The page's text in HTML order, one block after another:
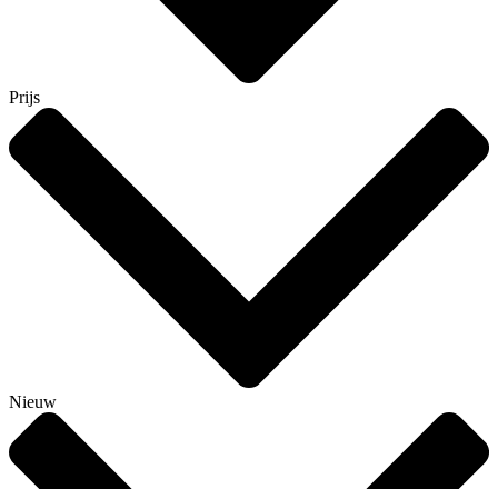
Prijs
Nieuw